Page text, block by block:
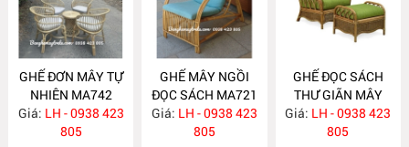
GHẾ ĐƠN MÂY TỰ
NHIÊN MA742
Giá: LH - 0938 423
805
GHẾ MÂY NGỒI
ĐỌC SÁCH MA721
Giá: LH - 0938 423
805
GHẾ ĐỌC SÁCH
THƯ GIÃN MÂY
TỰ NHIÊN MA720
Giá: LH - 0938 423
805